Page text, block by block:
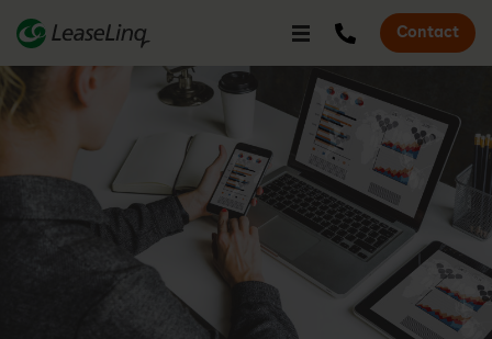
Bel LeaseLinq
Contact